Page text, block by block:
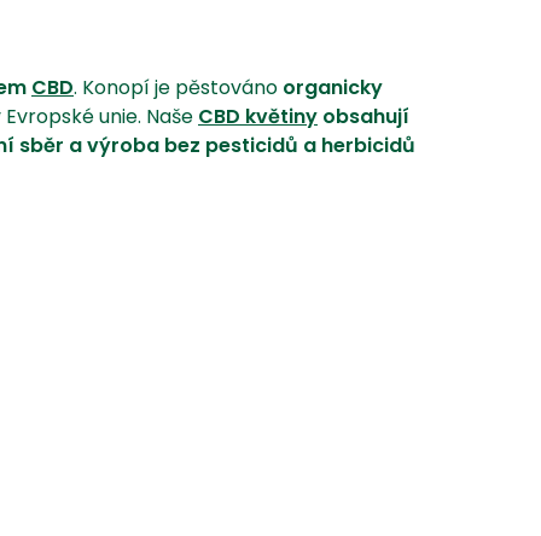
CBD. Konopí je pěstováno organicky
unie. Naše CBD květiny obsahují
sběr a výroba bez pesticidů a herbicidů